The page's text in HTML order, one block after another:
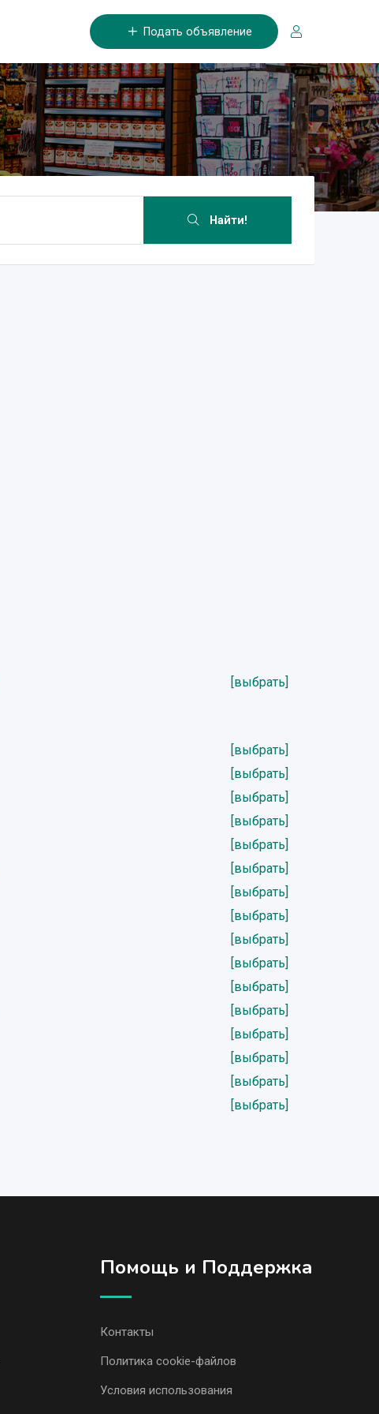
Подать объявление
Найти!
[выбрать]
[выбрать]
[выбрать]
[выбрать]
[выбрать]
[выбрать]
[выбрать]
[выбрать]
[выбрать]
[выбрать]
[выбрать]
[выбрать]
[выбрать]
[выбрать]
[выбрать]
[выбрать]
[выбрать]
Помощь и Поддержка
Контакты
Политика cookie-файлов
Условия использования